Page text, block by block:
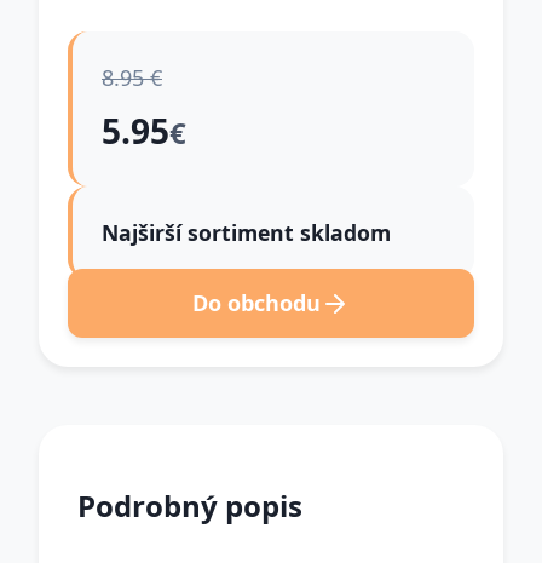
8.95 €
5.95€
Najširší sortiment skladom
Do obchodu
Podrobný popis